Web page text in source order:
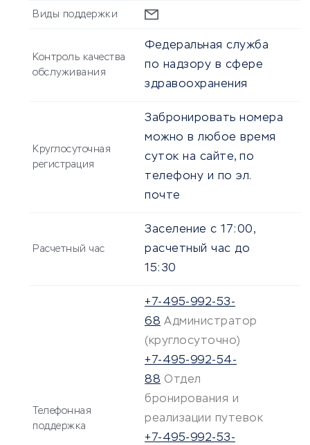
Виды поддержки
Контроль качества
обслуживания
Федеральная служба
по надзору в сфере
здравоохранения
Круглосуточная
регистрация
Забронировать номера
можно в любое время
суток на сайте, по
телефону и по эл.
почте
Расчетный час
Заселение с 17:00,
расчетный час до
15:30
Телефонная
поддержка
+7-495-992-53-
68 Администратор
(круглосуточно)
+7-495-992-54-
88 Отдел
бронирования и
реализации путевок
+7-495-992-53-